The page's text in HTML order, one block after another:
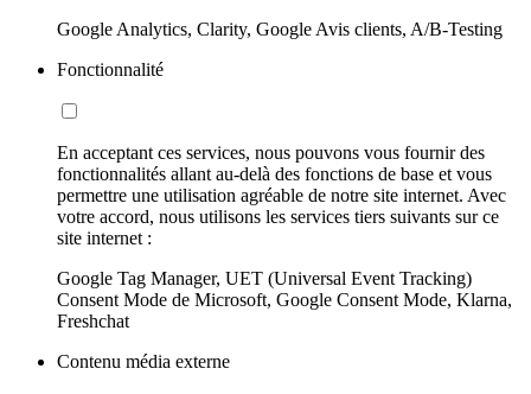
Google Analytics, Clarity, Google Avis clients, A/B-Testing
Fonctionnalité
En acceptant ces services, nous pouvons vous fournir des
fonctionnalités allant au-delà des fonctions de base et vous
permettre une utilisation agréable de notre site internet. Avec
votre accord, nous utilisons les services tiers suivants sur ce
site internet :
Google Tag Manager, UET (Universal Event Tracking)
Consent Mode de Microsoft, Google Consent Mode, Klarna,
Freshchat
Contenu média externe